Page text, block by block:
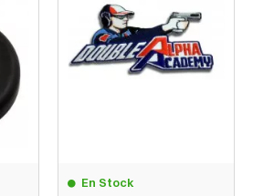
En Stock